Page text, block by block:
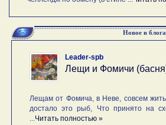
Новое в
Leader-spb
Лещи и Фомичи
Лещам от Фомича, в Неве, совсем
достало это рыб, Что принято на
Читать полностью »